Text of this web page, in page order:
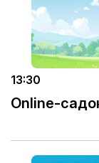
13:30
Online-